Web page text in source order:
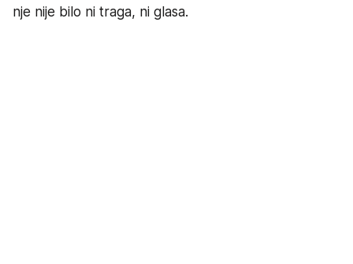
nje nije bilo ni traga, ni glasa.